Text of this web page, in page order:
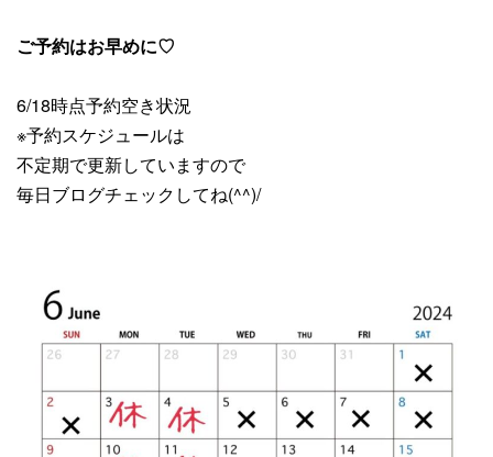
ご予約はお早めに♡
6/18時点予約空き状況
※予約スケジュールは
不定期で更新していますので
毎日ブログチェックしてね(^^)/